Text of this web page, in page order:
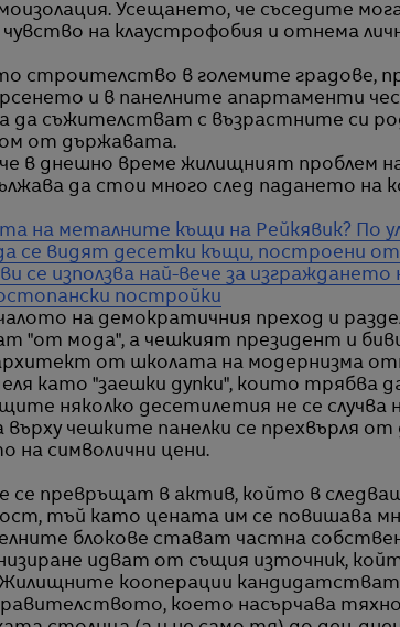
Усещането, че съседите
чувство на клаустрофобия и отнема
строителство в големите градове,
и в панелните апартаменти
да съжителстват с възрастните си
от държавата.
че в днешно време жилищният проблем
да стои много след падането на
на металните къщи на Рейкявик? По
се видят десетки къщи, построени
се използва най-вече за изграждането
постройки
на демократичния преход и
"от мода", а чешкият президент и
от школата на модернизма
като "заешки дупки", които трябва
няколко десетилетия не се случва
чешките панелки се прехвърля
на символични цени.
се превръщат в актив, който в
тъй като цената им се повишава
блокове стават частна
идват от същия източник,
кооперации кандидатстват
което насърчава